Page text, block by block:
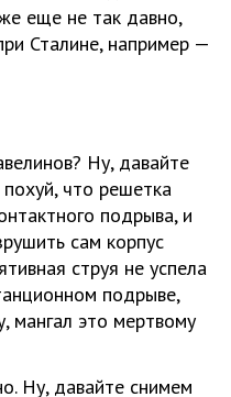
еще не так давно,
Сталине, например —
Ну, давайте
что решетка
подрыва, и
сам корпус
струя не успела
подрыве,
мангал это мертвому
Ну, давайте снимем